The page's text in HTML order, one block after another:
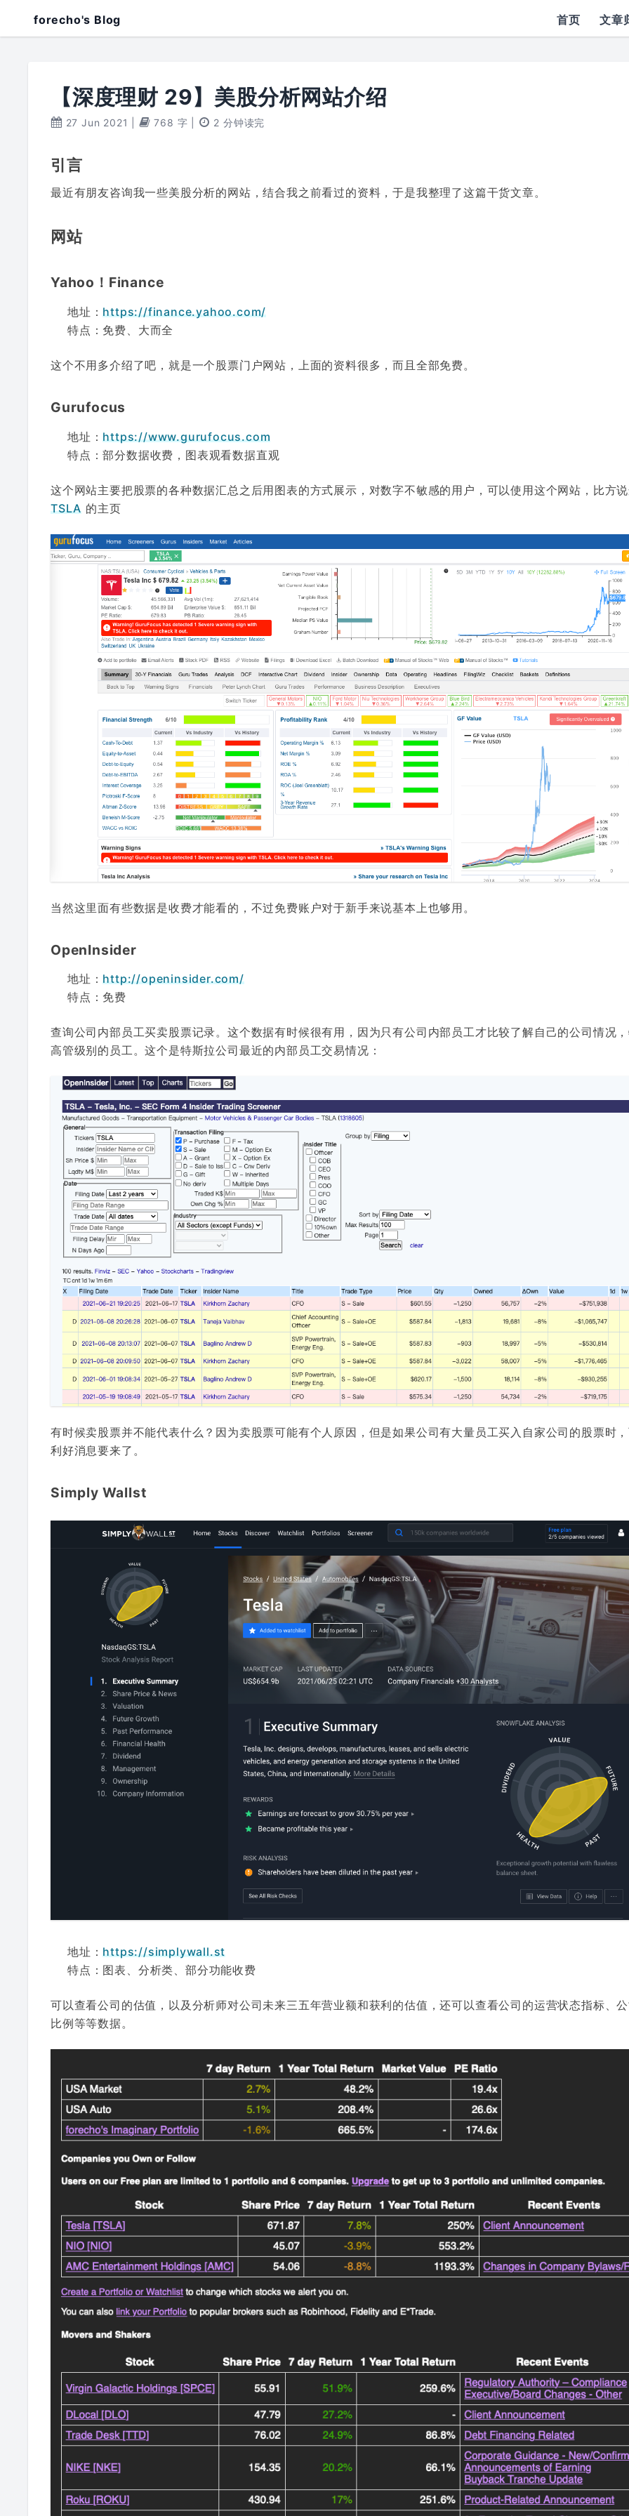
forecho's Blog 首页 文章
【深度理财 29】美股分析网站介绍
27 Jun 2021 768 字 2 分钟读完
引言
最近有朋友咨询我一些美股分析的网站，结合我之前看过的资料，于是我整理了这篇干货文章。
网站
Yahoo！Finance
地址：https://finance.yahoo.com/
特点：免费、大而全
这个不用多介绍了吧，就是一个股票门户网站，上面的资料很多，而且全部免费。
Gurufocus
地址：https://www.gurufocus.com
特点：部分数据收费，图表观看数据直观
这个网站主要把股票的各种数据汇总之后用图表的方式展示，对数字不敏感的用户，可以使用这个网站，比方
TSLA 的主页
当然这里面有些数据是收费才能看的，不过免费账户对于新手来说基本上也够用。
OpenInsider
地址：http://openinsider.com/
特点：免费
查询公司内部员工买卖股票记录。这个数据有时候很有用，因为只有公司内部员工才比较了解自己的公司情况
高管级别的员工。这个是特斯拉公司最近的内部员工交易情况：
有时候卖股票并不能代表什么？因为卖股票可能有个人原因，但是如果公司有大量员工买入自家公司的股票时
利好消息要来了。
Simply Wallst
地址：https://simplywall.st
特点：图表、分析类、部分功能收费
可以查看公司的估值，以及分析师对公司未来三五年营业额和获利的估值，还可以查看公司的运营状态指标、
比例等等数据。